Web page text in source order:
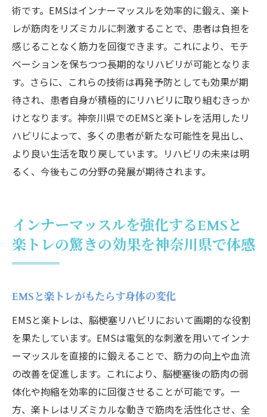
術です。EMSはインナーマッスルを効率的に鍛え、楽ト
レが筋肉をリズミカルに刺激することで、患者は負担を
感じることなく筋力を回復できます。これにより、モチ
ベーションを保ちつつ長期的なリハビリが可能となりま
す。さらに、これらの技術は再発予防としても効果が期
待され、患者自身が積極的にリハビリに取り組むきっか
けとなります。神奈川県でのEMSと楽トレを活用したリ
ハビリによって、多くの患者が新たな可能性を見出し、
より良い生活を取り戻しています。リハビリの未来は明
るく、今後もこの分野の発展が期待されます。
インナーマッスルを強化するEMSと
楽トレの驚きの効果を神奈川県で体感
EMSと楽トレがもたらす身体の変化
EMSと楽トレは、脳梗塞リハビリにおいて画期的な役割
を果たしています。EMSは電気的な刺激を用いてインナ
ーマッスルを直接的に鍛えることで、筋力の向上や血流
の改善を促進します。これにより、脳梗塞後の筋肉の弱
体化や拘縮を効率的に回復させることが可能です。一
方、楽トレはリズミカルな動きで筋肉を活性化させ、全